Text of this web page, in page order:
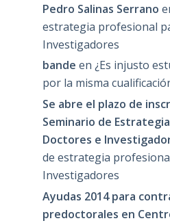
Pedro Salinas Serrano
estrategia profesional
Investigadores
bande en ¿Es injusto
por la misma
Se abre el plazo de
Seminario de
Doctores e
de estrategia
Investigadores
Ayudas 2014 para
predoctorales en